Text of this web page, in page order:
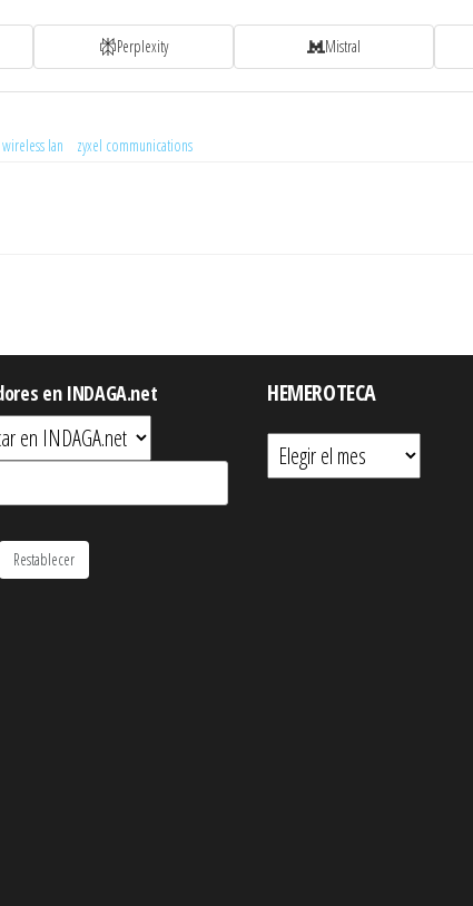
Perplexity Mistral
lan zyxel communications
en INDAGA.net
HEMEROTECA
Hemeroteca